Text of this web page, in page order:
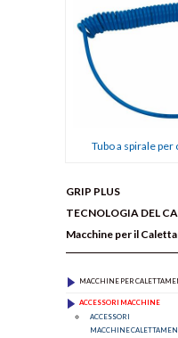
Tubo a spirale
GRIP PLUS
TECNOLOGIA DEL
Macchine per il
MACCHINE PER
ACCESSORI MACCHINE
ACCESSORI
MACCHINE